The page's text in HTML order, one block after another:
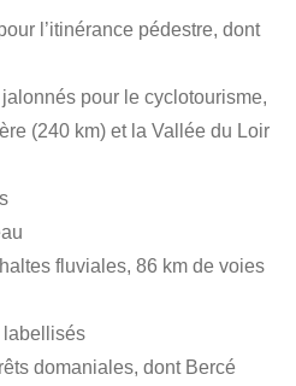
l’itinérance pédestre, dont
pour le cyclotourisme,
(240 km) et la Vallée du Loir
fluviales, 86 km de voies
labellisés
domaniales, dont Bercé